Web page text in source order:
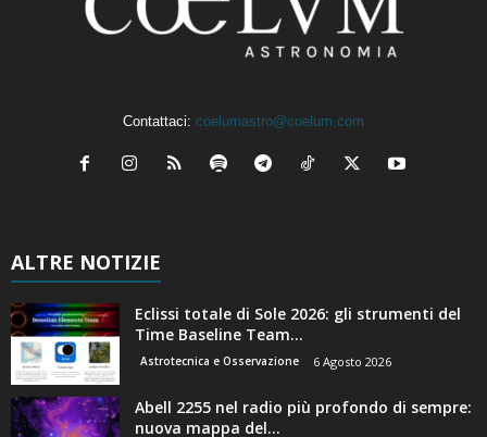
Contattaci: coelumastro@coelum.com
ALTRE NOTIZIE
Eclissi totale di Sole 2026: gli strumenti del
Time Baseline Team...
Astrotecnica e Osservazione 6 Agosto 2026
Abell 2255 nel radio più profondo di sempre:
nuova mappa del...